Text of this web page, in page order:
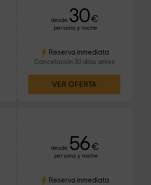
desde 30€
persona y noche
Reserva inmediata
Cancelación 30 días antes
VER OFERTA
desde 56 €
persona y noche
Reserva inmediata